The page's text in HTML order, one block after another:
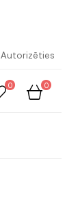
Autorizēties
0 0